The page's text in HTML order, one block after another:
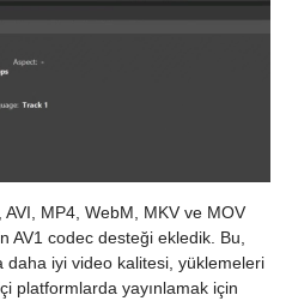
MP4, WebM, MKV ve MOV
AV1 codec desteği ekledik. Bu,
daha iyi video kalitesi, yüklemeleri
platformlarda yayınlamak için